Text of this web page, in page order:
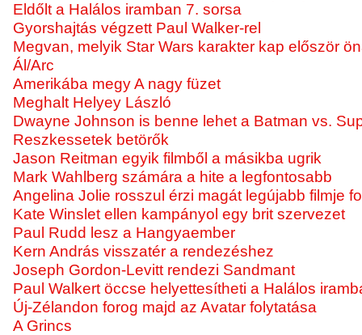
Eldőlt a Halálos iramban 7. sorsa
Gyorshajtás végzett Paul Walker-rel
Megvan, melyik Star Wars karakter kap először
Ál/Arc
Amerikába megy A nagy füzet
Meghalt Helyey László
Dwayne Johnson is benne lehet a Batman vs.
Reszkessetek betörők
Jason Reitman egyik filmből a másikba ugrik
Mark Wahlberg számára a hite a legfontosabb
Angelina Jolie rosszul érzi magát legújabb filmje
Kate Winslet ellen kampányol egy brit szervezet
Paul Rudd lesz a Hangyaember
Kern András visszatér a rendezéshez
Joseph Gordon-Levitt rendezi Sandmant
Paul Walkert öccse helyettesítheti a Halálos
Új-Zélandon forog majd az Avatar folytatása
A Grincs